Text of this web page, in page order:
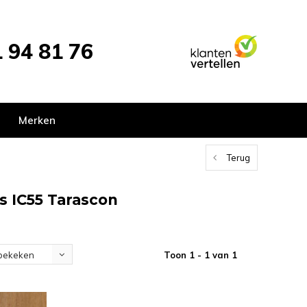
94 81 76
Merken
Terug
Tarascon
Toon 1 - 1 van 1